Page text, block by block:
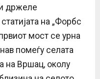
држеле
на „Форбс
мост се урна
помеѓу селата
на Вршац, околу